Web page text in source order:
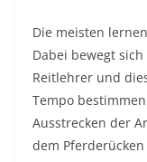
Die meisten
Dabei bewegt
Reitlehrer und
Tempo
Ausstrecken der
dem